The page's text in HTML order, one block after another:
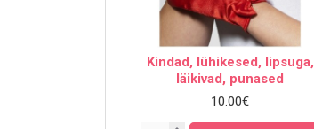
Kindad, lühikesed, lipsuga,
läikivad, punased
10.00€